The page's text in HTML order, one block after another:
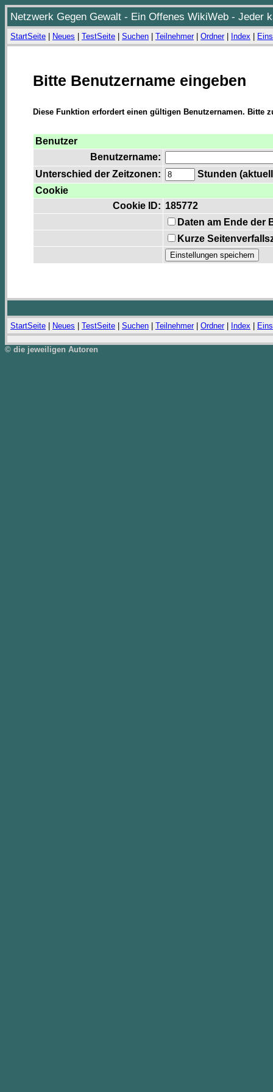
Netzwerk Gegen Gewalt - Ein Offenes WikiWeb - Jeder
StartSeite Neues TestSeite Suchen Teilnehmer| Ordner| Index
Bitte Benutzername eingeben
Diese Funktion erfordert einen gültigen Benutzernamen. Bitte
Benutzer
Benutzername:
Unterschied der Zeitzonen:
Stunden
Cookie
Cookie ID: 185772
Daten am Ende der
Kurze
StartSeite Neues TestSeite Suchen Teilnehmer| Ordner| Index
© die jeweiligen Autoren